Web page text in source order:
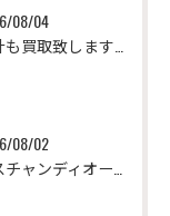
08/04
08/02